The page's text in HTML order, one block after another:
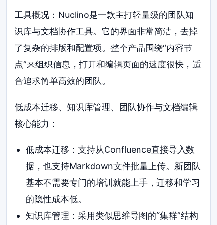
工具概况：Nuclino是一款主打轻量级的团队知
识库与文档协作工具。它的界面非常简洁，去掉
了复杂的排版和配置项。整个产品围绕“内容节
点”来组织信息，打开和编辑页面的速度很快，适
合追求简单高效的团队。
低成本迁移、知识库管理、团队协作与文档编辑
核心能力：
低成本迁移：支持从Confluence直接导入数
据，也支持Markdown文件批量上传。新团队
基本不需要专门的培训就能上手，迁移和学习
的隐性成本低。
知识库管理：采用类似思维导图的“集群”结构